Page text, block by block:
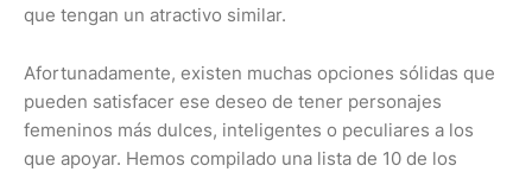
que tengan un atractivo similar.
Afortunadamente, existen muchas opciones sólidas que
pueden satisfacer ese deseo de tener personajes
femeninos más dulces, inteligentes o peculiares a los
que apoyar. Hemos compilado una lista de 10 de los